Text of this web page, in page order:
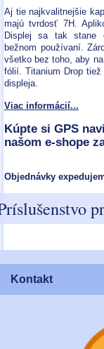
Aj tie najkvalitnejšie
majú tvrdosť 7H.
Displej sa tak stane
bežnom používaní.
všetko bez toho, aby
fólií. Titanium Drop
displeja.
Viac informácií...
Kúpte si GPS
našom e-shope
Objednávky
Kontakt